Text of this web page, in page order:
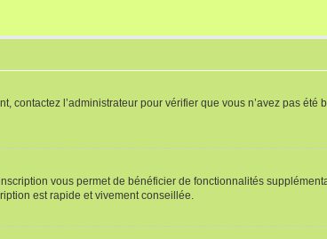
contactez l’administrateur pour vérifier que vous n’avez pas été
vous permet de bénéficier de fonctionnalités
est rapide et vivement conseillée.